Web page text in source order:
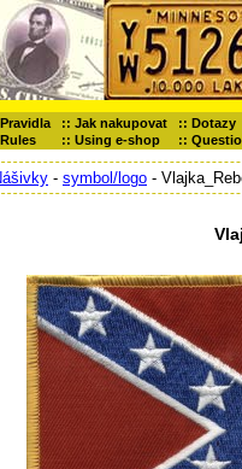
Pravidla :: Jak nakupovat :: Dotazy
Rules :: Using e-shop ::
- symbol/logo -